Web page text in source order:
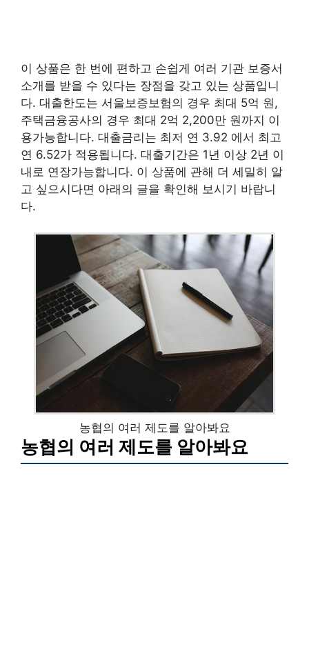
이 상품은 한 번에 편하고 손쉽게 여러 기관 보증서
소개를 받을 수 있다는 장점을 갖고 있는 상품입니
다. 대출한도는 서울보증보험의 경우 최대 5억 원,
주택금융공사의 경우 최대 2억 2,200만 원까지 이
용가능합니다. 대출금리는 최저 연 3.92 에서 최고
연 6.52가 적용됩니다. 대출기간은 1년 이상 2년 이
내로 연장가능합니다. 이 상품에 관해 더 세밀히 알
고 싶으시다면 아래의 글을 확인해 보시기 바랍니
다.
농협의 여러 제도를 알아봐요
농협의 여러 제도를 알아봐요